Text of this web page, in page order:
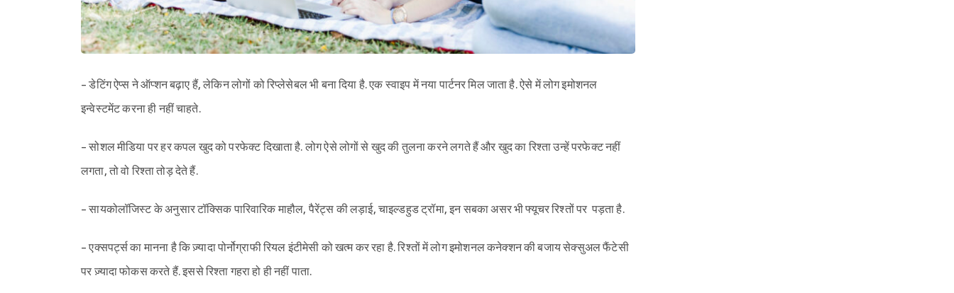
- डेटिंग ऐप्स ने ऑप्शन बढ़ाए हैं, लेकिन लोगों को रिप्लेसेबल भी बना दिया है. एक स्वाइप में नया पार्टनर मिल जाता है. ऐसे में लोग इमोशनल
इन्वेस्टमेंट करना ही नहीं चाहते.
- सोशल मीडिया पर हर कपल खुद को परफेक्ट दिखाता है. लोग ऐसे लोगों से खुद की तुलना करने लगते हैं और खुद का रिश्ता उन्हें परफेक्ट नहीं
लगता, तो वो रिश्ता तोड़ देते हैं.
- सायकोलॉजिस्ट के अनुसार टॉक्सिक पारिवारिक माहौल, पैरेंट्स की लड़ाई, चाइल्डहुड ट्रॉमा, इन सबका असर भी फ्यूचर रिश्तों पर पड़ता है.
- एक्सपर्ट्स का मानना है कि ज़्यादा पोर्नोग्राफी रियल इंटीमेसी को खत्म कर रहा है. रिश्तों में लोग इमोशनल कनेक्शन की बजाय सेक्सुअल फैंटेसी
पर ज़्यादा फोकस करते हैं. इससे रिश्ता गहरा हो ही नहीं पाता.